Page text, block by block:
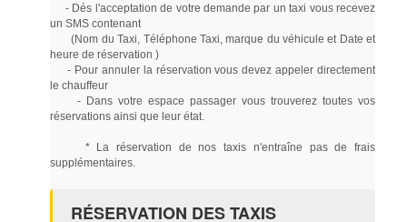
- Dés l'acceptation de votre demande par un taxi vous recevez
un SMS contenant
(Nom du Taxi, Téléphone Taxi, marque du véhicule et Date et
heure de réservation )
- Pour annuler la réservation vous devez appeler directement
le chauffeur
- Dans votre espace passager vous trouverez toutes vos
réservations ainsi que leur état.
* La réservation de nos taxis n'entraîne pas de frais
supplémentaires.
RÉSERVATION DES TAXIS